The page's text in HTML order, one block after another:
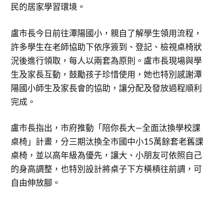
民的居家學習環境。
盧市長今日前往潭陽國小，親自了解學生領用流程，
許多學生在老師協助下依序簽到、登記、檢視桌椅狀
況後進行領取，每人以兩套為原則。盧市長現場與學
生及家長互動，鼓勵孩子珍惜使用，她也特別感謝潭
陽國小師生及家長會的協助，讓分配及發放過程順利
完成。
盧市長指出，市府推動「陪你長大—全面汰換學校課
桌椅」計畫，分三期汰換全市國中小15萬餘套老舊課
桌椅，並以高年級為優先，讓大、小朋友可依照自己
的身高調整，也特別設計將桌子下方橫槓往前調，可
自由伸放腳。